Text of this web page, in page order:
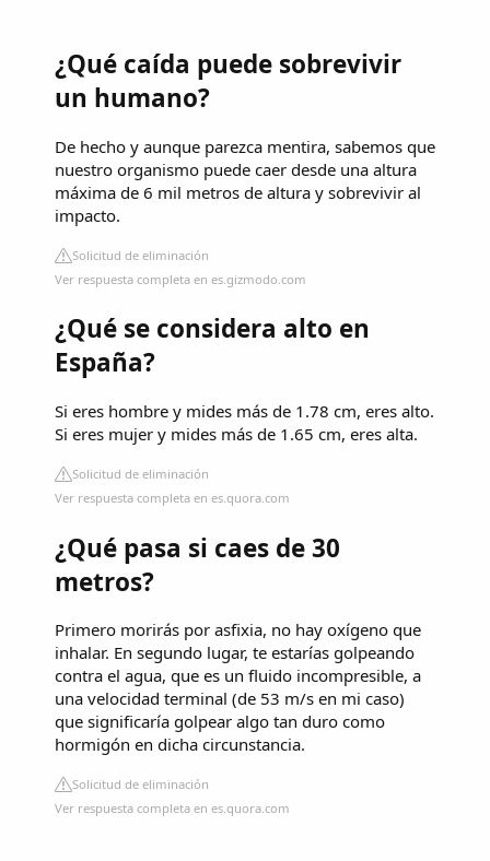
¿Qué caída puede sobrevivir
un humano?
De hecho y aunque parezca mentira, sabemos que
nuestro organismo puede caer desde una altura
máxima de 6 mil metros de altura y sobrevivir al
impacto.
Solicitud de eliminación
Ver respuesta completa en es.gizmodo.com
¿Qué se considera alto en
España?
Si eres hombre y mides más de 1.78 cm, eres alto.
Si eres mujer y mides más de 1.65 cm, eres alta.
Solicitud de eliminación
Ver respuesta completa en es.quora.com
¿Qué pasa si caes de 30
metros?
Primero morirás por asfixia, no hay oxígeno que
inhalar. En segundo lugar, te estarías golpeando
contra el agua, que es un fluido incompresible, a
una velocidad terminal (de 53 m/s en mi caso)
que significaría golpear algo tan duro como
hormigón en dicha circunstancia.
Solicitud de eliminación
Ver respuesta completa en es.quora.com